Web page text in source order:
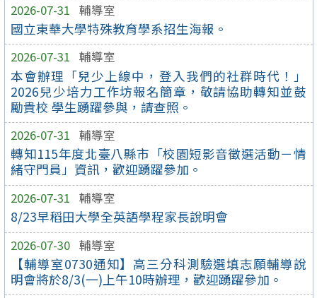
2026-07-31 輔導室
國立東華大學特殊教育學系招生海報。
2026-07-31 輔導室
本會辦理「兒少上線中，登入我們的社群時代！」
2026兒少培力工作坊報名簡章，敬請協助轉知並鼓
勵貴校 學生踴躍參與，請查照。
2026-07-31 輔導室
轉知115年度北臺八縣市「校園短影音徵選活動－情
緒守門員」資訊，歡迎踴躍參加。
2026-07-31 輔導室
8/23早稻田大學全英語學程家長說明會
2026-07-30 輔導室
【輔導室0730通知】高三分科測驗選填志願輔導說
明會將於8/3(一)上午10時辦理，歡迎踴躍參加。